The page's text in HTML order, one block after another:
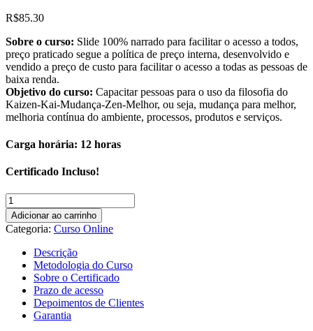
R$85.30
Sobre o curso: Slide 100% narrado para facilitar o acesso a todos,
preço praticado segue a política de preço interna, desenvolvido e
vendido a preço de custo para facilitar o acesso a todas as pessoas de
baixa renda.
Objetivo do curso: Capacitar pessoas para o uso da filosofia do
Kaizen-Kai-Mudança-Zen-Melhor, ou seja, mudança para melhor,
melhoria contínua do ambiente, processos, produtos e serviços.
Carga horária: 12 horas
Certificado Incluso!
Curso
Online
Kaizen
–
Mudança
para
melhor
quantidade
Adicionar ao carrinho
Categoria: Curso Online
Descrição
Metodologia do Curso
Sobre o Certificado
Prazo de acesso
Depoimentos de Clientes
Garantia